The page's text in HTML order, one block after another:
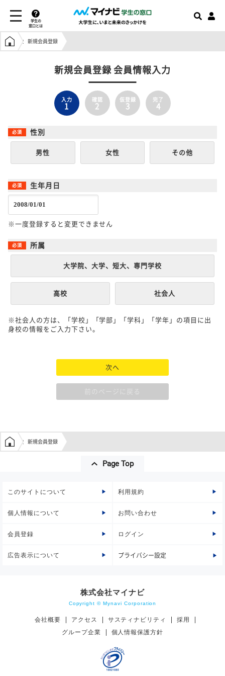
学生の
窓口とは
学生の窓口トップ
新規会員登録
新規会員登録 会員情報入力
入力
1
確認
2
仮登録
3
完了
4
性別
男性 女性 その他
生年月日
※一度登録すると変更できません
所属
大学院、大学、短大、専門学校
高校 社会人
※社会人の方は、「学校」「学部」「学科」「学年」の項目に出
身校の情報をご入力下さい。
次へ
前のページに戻る
学生の窓口トップ
新規会員登録
Page Top
このサイトについて 利用規約
個人情報について お問い合わせ
会員登録 ログイン
広告表示について プライバシー設定
株式会社マイナビ
Copyright © Mynavi Corporation
会社概要 アクセス サスティナビリティ
採用
グループ企業
個人情報保護方針